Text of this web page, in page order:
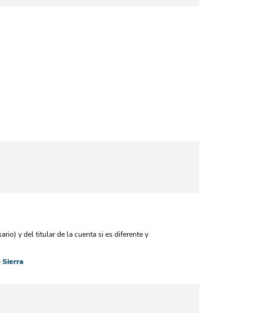
y del titular de la cuenta si es diferente y
Sierra